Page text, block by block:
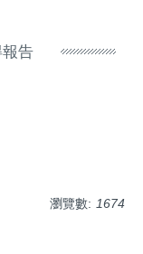
告
瀏覽數: 1674